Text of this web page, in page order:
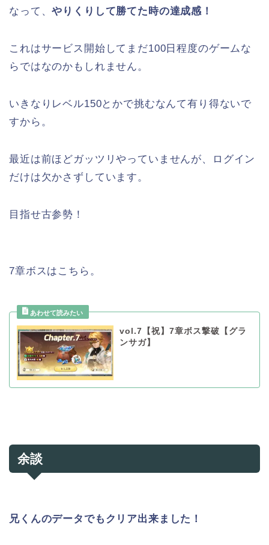
なって、やりくりして勝てた時の達成感！
これはサービス開始してまだ100日程度のゲームな
らではなのかもしれません。
いきなりレベル150とかで挑むなんて有り得ないで
すから。
最近は前ほどガッツリやっていませんが、ログイン
だけは欠かさずしています。
目指せ古参勢！
7章ボスはこちら。
vol.7【祝】7章ボス撃破【グラ
ンサガ】
余談
兄くんのデータでもクリア出来ました！